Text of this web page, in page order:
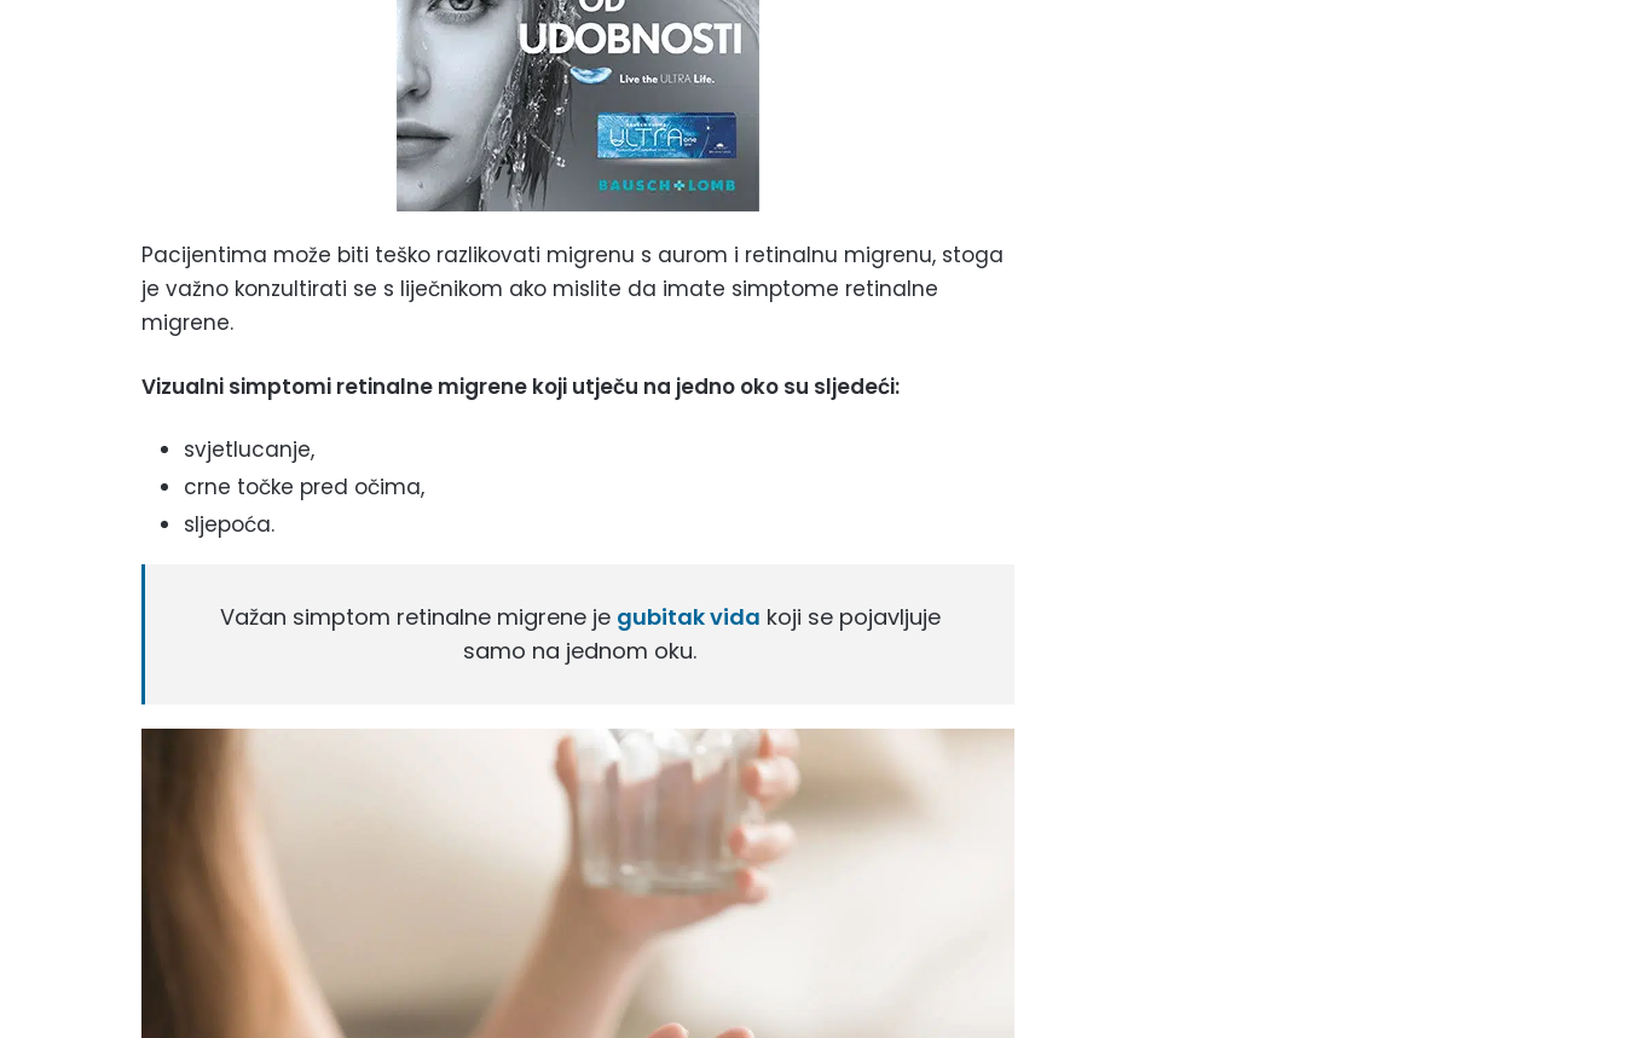
Pacijentima može biti teško razlikovati migrenu s aurom i retinalnu migrenu, stoga
je važno konzultirati se s liječnikom ako mislite da imate simptome retinalne
migrene.
Vizualni simptomi retinalne migrene koji utječu na jedno oko su sljedeći:
svjetlucanje,
crne točke pred očima,
sljepoća.
Važan simptom retinalne migrene je gubitak vida koji se pojavljuje
samo na jednom oku.